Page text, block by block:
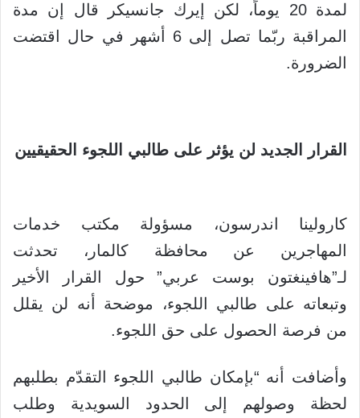
لمدة 20 يوماً، لكن إيرك جانسيكر قال إن مدة
المراقبة ربّما تصل إلى 6 أشهر في حال اقتضت
الضرورة.
القرار الجديد لن يؤثر على طالبي اللجوء الحقيقيين
كارولينا اندرسون، مسؤولة مكتب خدمات
المهاجرين عن محافظة كالمار، تحدثت
لـ”هافينغتون بوست عربي” حول القرار الأخير
وتبعاته على طالبي اللجوء، موضحة أنه لن يقلل
من فرصة الحصول على حق اللجوء.
وأضافت أنه “بإمكان طالبي اللجوء التقدّم بطلبهم
لحظة وصولهم إلى الحدود السويدية وطلب